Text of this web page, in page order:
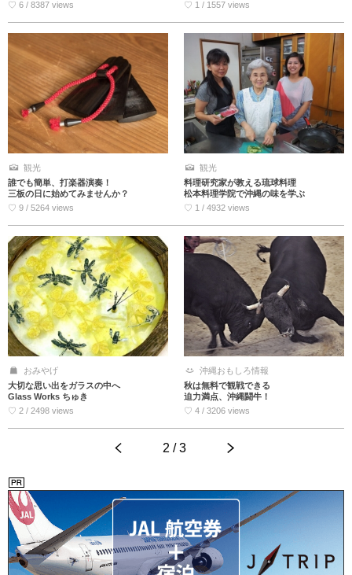
♡ 6 / 8387 views ♡ 1 / 1557 views
観光
誰でも簡単、打楽器演奏！
三板の日に始めてみませんか？
♡ 9 / 5264 views
観光
料理研究家が教える琉球料理
松本料理学院で沖縄の味を学ぶ
♡ 1 / 4932 views
おみやげ
大切な思い出をガラスの中へ
Glass Works ちゅき
♡ 2 / 2498 views
沖縄おもしろ情報
秋は無料で観戦できる
迫力満点、沖縄闘牛！
♡ 4 / 3206 views
2 / 3